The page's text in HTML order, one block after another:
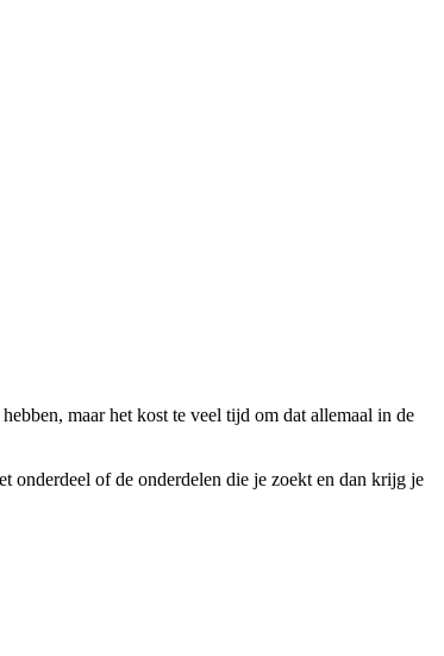
maar het kost te veel tijd om dat allemaal in de
onderdeel of de onderdelen die je zoekt en dan krijg je